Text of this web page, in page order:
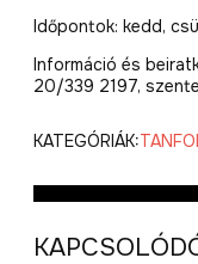
Időpontok: kedd,
Információ és
20/339 2197,
KATEGÓRIÁK: